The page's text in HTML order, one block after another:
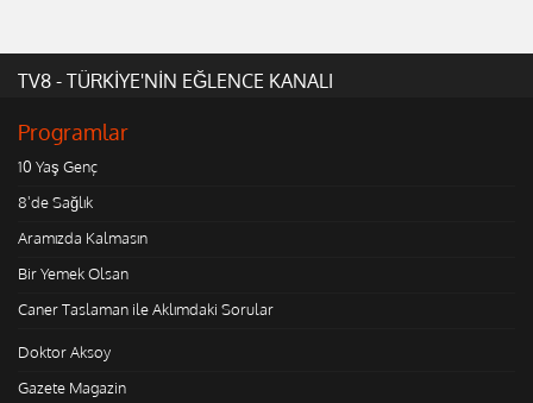
TV8 - TÜRKİYE'NİN EĞLENCE KANALI
Programlar
10 Yaş Genç
8'de Sağlık
Aramızda Kalmasın
Bir Yemek Olsan
Caner Taslaman ile Aklımdaki Sorular
Doktor Aksoy
Gazete Magazin